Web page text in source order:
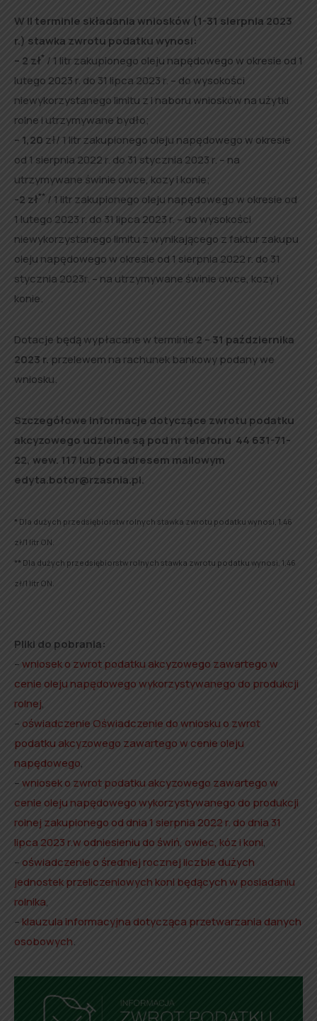
W II terminie składania wniosków (1-31 sierpnia 2023
r.) stawka zwrotu podatku wynosi:
– 2 zł* / 1 litr zakupionego oleju napędowego w okresie od 1
lutego 2023 r. do 31 lipca 2023 r. – do wysokości
niewykorzystanego limitu z I naboru wniosków na użytki
rolne i utrzymywane bydło;
– 1,20 zł/ 1 litr zakupionego oleju napędowego w okresie
od 1 sierpnia 2022 r. do 31 stycznia 2023 r. – na
utrzymywane świnie owce, kozy i konie;
-2 zł** / 1 litr zakupionego oleju napędowego w okresie od
1 lutego 2023 r. do 31 lipca 2023 r. – do wysokości
niewykorzystanego limitu z wynikającego z faktur zakupu
oleju napędowego w okresie od 1 sierpnia 2022 r. do 31
stycznia 2023r. – na utrzymywane świnie owce, kozy i
konie.
Dotacje będą wypłacane w terminie 2 – 31 października
2023 r. przelewem na rachunek bankowy podany we
wniosku.
Szczegółowe informacje dotyczące zwrotu podatku
akcyzowego udzielne są pod nr telefonu 44 631-71-
22, wew. 117 lub pod adresem mailowym
edyta.botor@rzasnia.pl.
* Dla dużych przedsiębiorstw rolnych stawka zwrotu podatku wynosi, 1,46
zł/1 litr ON.
** Dla dużych przedsiębiorstw rolnych stawka zwrotu podatku wynosi, 1,46
zł/1 litr ON.
Pliki do pobrania:
–wniosek o zwrot podatku akcyzowego zawartego w
cenie oleju napędowego wykorzystywanego do produkcji
rolnej,
– oświadczenie Oświadczenie do wniosku o zwrot
podatku akcyzowego zawartego w cenie oleju
napędowego,
–wniosek o zwrot podatku akcyzowego zawartego w
cenie oleju napędowego wykorzystywanego do produkcji
rolnej zakupionego od dnia 1 sierpnia 2022 r. do dnia 31
lipca 2023 r.w odniesieniu do świń, owiec, kóz i koni,
–oświadczenie o średniej rocznej liczbie dużych
jednostek przeliczeniowych koni będących w posiadaniu
rolnika,
– klauzula informacyjna dotycząca przetwarzania danych
osobowych.